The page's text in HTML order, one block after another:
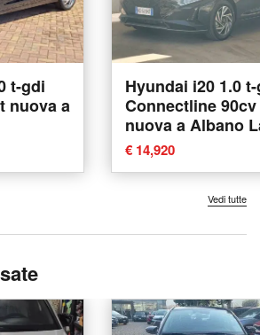
t-gdi
nuova a
Hyundai i20 1.0
Connectline
nuova a Albano
€ 14,920
Vedi tutte